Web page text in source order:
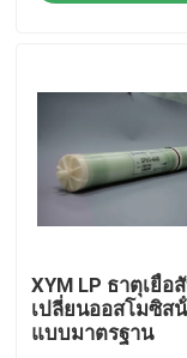
วิดีโอ
เกี่ยวกับเรา
XYM LP ธาตุเยื่อ
เปลี่ยนออสโมซิส
แบบมาตรฐาน